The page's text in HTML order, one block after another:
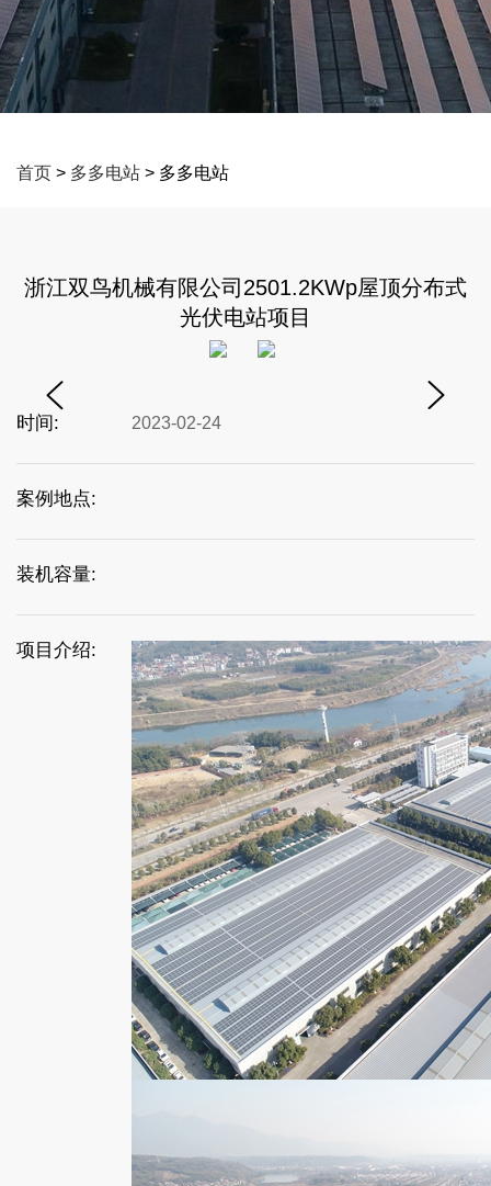
首页 > 多多电站 > 多多电站
浙江双鸟机械有限公司2501.2KWp屋顶分布式
光伏电站项目
时间: 2023-02-24
案例地点:
装机容量:
项目介绍: